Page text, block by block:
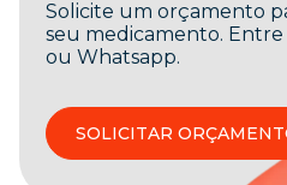
Solicite um orçamento
seu medicamento.
ou Whatsapp.
SOLICITAR